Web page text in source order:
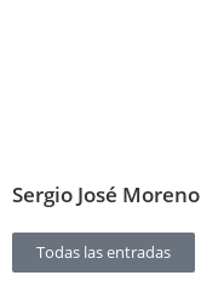
Sergio José
Todas las entradas